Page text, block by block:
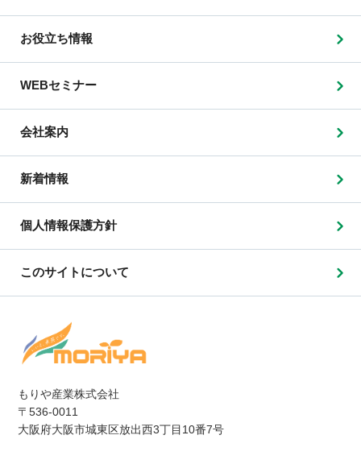
もりや産業株式会社
〒536-0011
大阪府大阪市城東区放出西3丁目10番7号
お役立ち情報
WEBセミナー
会社案内
新着情報
個人情報保護方針
このサイトについて